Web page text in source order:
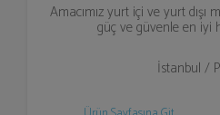
Amacımız yurt içi ve yurt dışı
güç ve güvenle en iyi
İstanbul /